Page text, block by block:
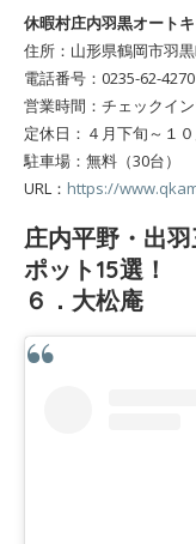
休暇村庄内羽黒オート
住所：山形県鶴岡市羽
電話番号：0235-62-4270
営業時間：チェックイ
定休日：４月下旬～１
駐車場：無料（30台）
URL： https://
庄内平野・出
ポット15選！
６．大松庵